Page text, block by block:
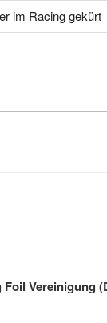
im Racing gekürt
Vereinigung